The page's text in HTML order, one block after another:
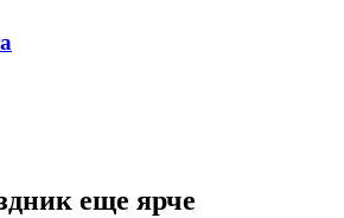
еще ярче